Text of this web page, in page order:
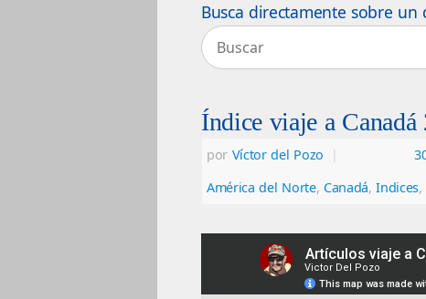
Busca directamente sobre un
Índice viaje a Canadá
por Víctor del Pozo
América del Norte, Canadá,Indices,